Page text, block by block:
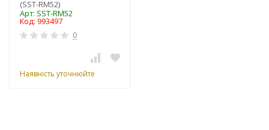
(SST-RM52)
Арт: SST-RM52
Код: 993497
0
Наявність уточнюйте